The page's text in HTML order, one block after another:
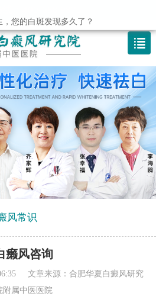
风常识
癞风咨询
文章来源： 合肥华夏白癜风研究
附属中医医院
您的白斑发现多久了？